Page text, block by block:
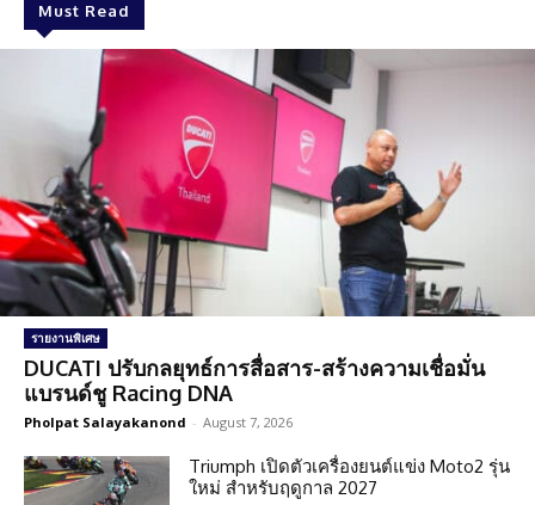
Must Read
รายงานพิเศษ
DUCATI ปรับกลยุทธ์การสื่อสาร-สร้างความเชื่อมั่น
แบรนด์ชู Racing DNA
Pholpat Salayakanond - August 7, 2026
Triumph เปิดตัวเครื่องยนต์แข่ง Moto2 รุ่น
ใหม่ สำหรับฤดูกาล 2027